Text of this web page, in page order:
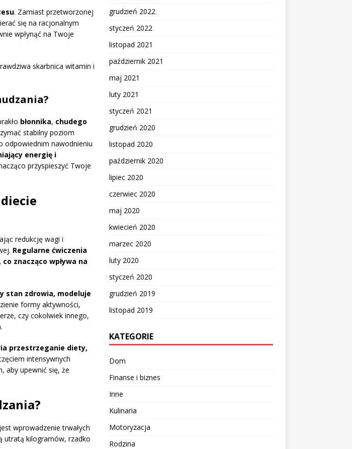
. Zamiast przetworzonej
się na racjonalnym
wpłynąć na Twoje
skarbnica witamin i
błonnika, chudego
stabilny poziom
odpowiednim nawodnieniu
energię i
przyspieszyć Twoje
redukcję wagi i
Regularne ćwiczenia
znacząco wpływa na
stan zdrowia, modeluje
formy aktywności,
czy cokolwiek innego,
przestrzeganie diety,
intensywnych
aby upewnić się, że
wprowadzenie trwałych
utratą kilogramów, rzadko
grudzień 2022
styczeń 2022
listopad 2021
październik 2021
maj 2021
luty 2021
styczeń 2021
grudzień 2020
listopad 2020
październik 2020
lipiec 2020
czerwiec 2020
maj 2020
kwiecień 2020
marzec 2020
luty 2020
styczeń 2020
grudzień 2019
listopad 2019
KATEGORIE
Dom
Finanse i biznes
Inne
Kulinaria
Motoryzacja
Rodzina